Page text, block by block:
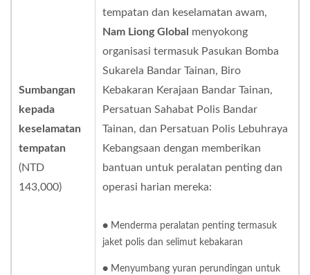
Sumbangan
kepada
keselamatan
tempatan
(NTD
143,000)
tempatan dan keselamatan awam,
Nam Liong Global menyokong
organisasi termasuk Pasukan Bomba
Sukarela Bandar Tainan, Biro
Kebakaran Kerajaan Bandar Tainan,
Persatuan Sahabat Polis Bandar
Tainan, dan Persatuan Polis Lebuhraya
Kebangsaan dengan memberikan
bantuan untuk peralatan penting dan
operasi harian mereka:
● Menderma peralatan penting termasuk
jaket polis dan selimut kebakaran
● Menyumbang yuran perundingan untuk